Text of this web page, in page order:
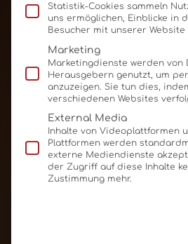
Statistik-Cookies sammeln
uns ermöglichen, Einblicke in
Besucher mit unserer Website
Marketing
Marketingdienste werden
Herausgebern genutzt, um
anzuzeigen. Sie tun dies,
verschiedenen Websites
External Media
Inhalte von Videoplattformen
Plattformen werden
externe Mediendienste
der Zugriff auf diese Inhalte
Zustimmung mehr.